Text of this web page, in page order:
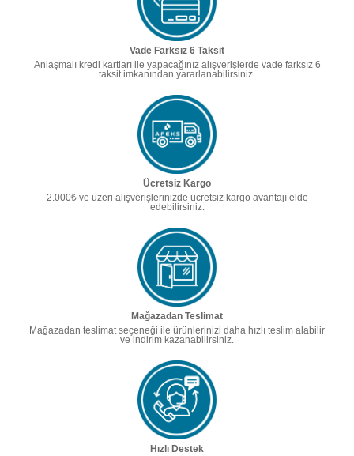
Vade Farksız 6 Taksit
Anlaşmalı kredi kartları ile yapacağınız alışverişlerde vade farksız 6
taksit imkanından yararlanabilirsiniz.
Ücretsiz Kargo
2.000₺ ve üzeri alışverişlerinizde ücretsiz kargo avantajı elde
edebilirsiniz.
Mağazadan Teslimat
Mağazadan teslimat seçeneği ile ürünlerinizi daha hızlı teslim alabilir
ve indirim kazanabilirsiniz.
Hızlı Destek